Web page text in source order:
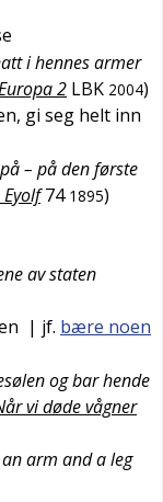
i hennes armer
2 LBK 2004)
gi seg helt inn
– på den første
74 1895)
av staten
| jf. bære noen
og bar hende
vi døde vågner
arm and a leg